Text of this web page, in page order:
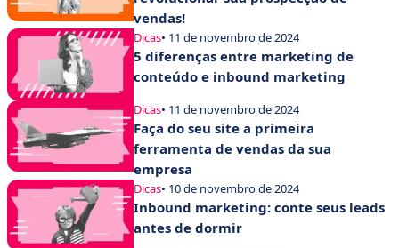
vendas!
Dicas• 11 de novembro de 2024
5 diferenças entre marketing de
conteúdo e inbound marketing
Dicas• 11 de novembro de 2024
Faça do seu site a primeira
ferramenta de vendas da sua
empresa
Dicas• 10 de novembro de 2024
Inbound marketing: conte seus leads
antes de dormir